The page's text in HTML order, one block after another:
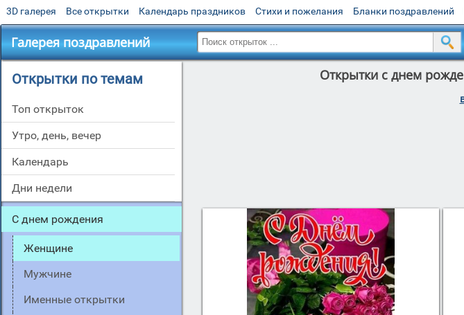
3D галерея Все открытки Календарь праздников Стихи и пожелания Бланки поздравлений
Галерея поздравлений
Открытки по темам
Топ открыток
утро, день, вечер
Календарь
дни недели
c днем рождения
женщине
мужчине
именные открытки
Открытки с днем